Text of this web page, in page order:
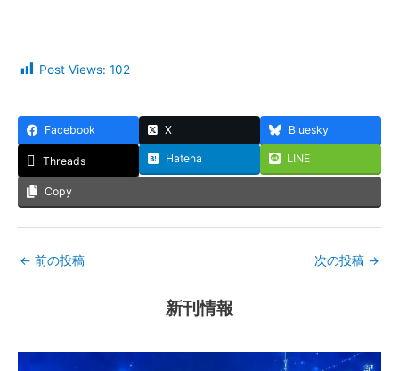
Post Views: 102
Facebook X Bluesky
Threads Hatena LINE
Copy
← 前の投稿 次の投稿 →
新刊情報